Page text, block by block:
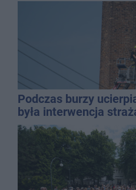
Podczas burzy
była interwencja